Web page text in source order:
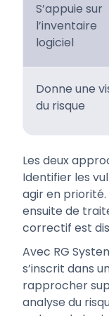
S’appuie sur
l’inventaire
logiciel
Donne une
du risque
Les deux
Identifier les
agir en
ensuite de
correctif est
Avec RG
s’inscrit dans
rapprocher
analyse du